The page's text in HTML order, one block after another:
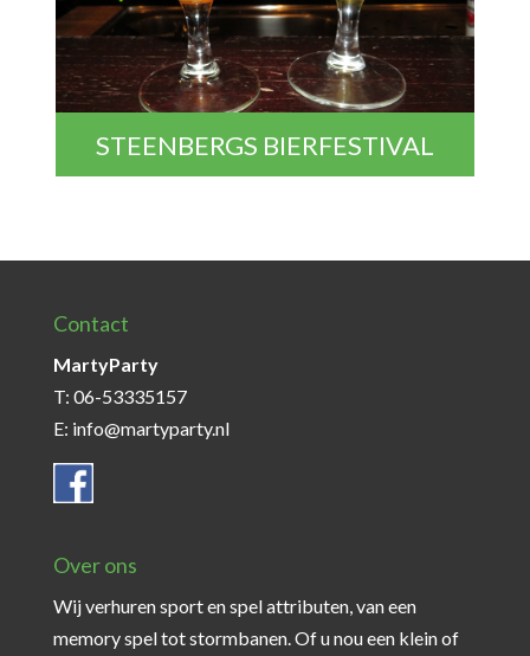
STEENBERGS BIERFESTIVAL
Contact
MartyParty
T: 06-53335157
E: info@martyparty.nl
Over ons
Wij verhuren sport en spel attributen, van een
memory spel tot stormbanen. Of u nou een klein of